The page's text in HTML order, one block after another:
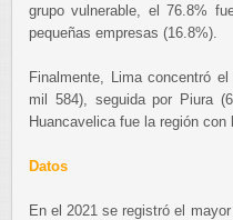
grupo vulnerable, el 76.8%
pequeñas empresas (16.8%).
Finalmente, Lima concentró
mil 584), seguida por Piura
Huancavelica fue la región
Datos
En el 2021 se registró el